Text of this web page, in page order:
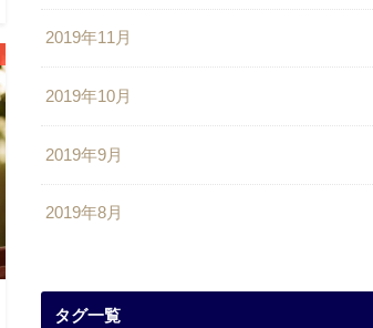
2019年11月
2019年10月
2019年9月
2019年8月
タグ一覧